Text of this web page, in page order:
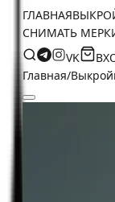
ГЛАВНАЯ
СНИМАТЬ
VK
Главная/